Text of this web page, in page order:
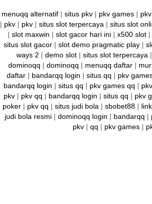
menuqq alternatif | situs pkv | pkv games |
| pkv | pkv | situs slot terpercaya | situs slot
| slot maxwin | slot gacor hari ini | x500 slot |
situs slot gacor | slot demo pragmatic play |
ways 2 | demo slot| situs slot terpercaya |
dominoqq | dominoqq | menuqq daftar |
daftar| bandarqq login | situs qq | pkv
bandarqq login | situs qq | pkv games qq | pkv
pkv | pkv qq | bandarqq login | situs qq | pkv
poker| pkv qq | situs judi bola | sbobet88|
judi bola resmi | dominoqq login | bandarqq |
pkv| qq | pkv games|